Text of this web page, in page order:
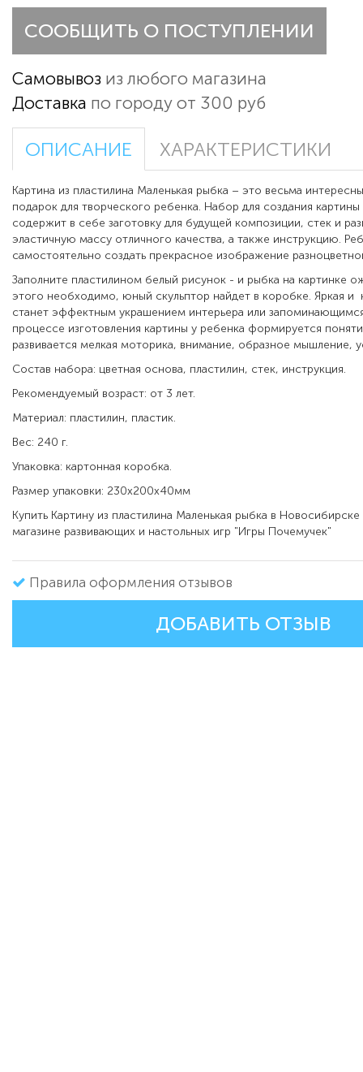
СООБЩИТЬ О ПОСТУПЛЕНИИ
Самовывоз из любого магазина
Доставка по городу от 300 руб
ОПИСАНИЕ ХАРАКТЕРИСТИКИ
Картина из пластилина Маленькая рыбка – это весьма
подарок для творческого ребенка. Набор для создания
содержит в себе заготовку для будущей композиции, стек и
эластичную массу отличного качества, а также инструкцию.
самостоятельно создать прекрасное изображение
Заполните пластилином белый рисунок - и рыбка на картинке
этого необходимо, юный скульптор найдет в коробке. Яркая и
станет эффектным украшением интерьера или
процессе изготовления картины у ребенка формируется
развивается мелкая моторика, внимание, образное мышление,
Состав набора: цветная основа, пластилин, стек, инструкция.
Рекомендуемый возраст: от 3 лет.
Материал: пластилин, пластик.
Вес: 240 г.
Упаковка: картонная коробка.
Размер упаковки: 230х200х40мм
Купить Картину из пластилина Маленькая рыбка в
магазине развивающих и настольных игр "Игры Почемучек"
Правила оформления отзывов
ДОБАВИТЬ ОТЗЫВ